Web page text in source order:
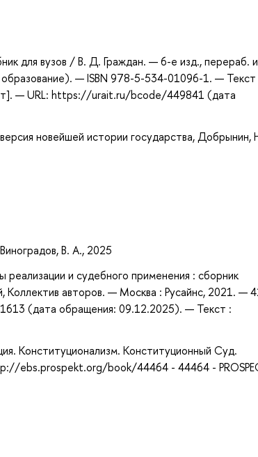
для вузов / В. Д. Граждан. — 6-е изд., перераб.
— ISBN 978-5-534-01096-1. — Текст
— URL: https://urait.ru/bcode/449841 (дата
новейшей истории государства,
В. А., 2025
и судебного применения : сборник
авторов. — Москва : Русайнс, 2021. —
(дата обращения: 09.12.2025). — Текст :
Конституционализм. Конституционный Суд.
ebs.prospekt.org/book/44464 - 44464 -